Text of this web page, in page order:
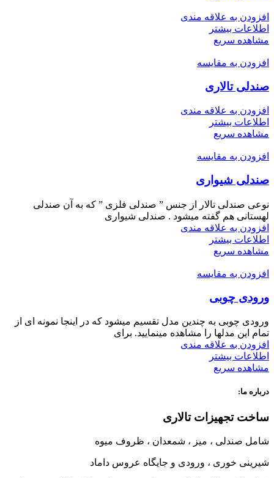
افزودن به علاقه مندی
اطلاعات بیشتر
مشاهده سریع
افزودن به مقایسه
صندلی تالاری
افزودن به علاقه مندی
اطلاعات بیشتر
مشاهده سریع
افزودن به مقایسه
صندلی شیواری
نوعی صندلی تالار از جنس ” صندلی فلزی ” که به آن صندلی
لهستانی هم گفته میشود . صندلی شیواری
افزودن به علاقه مندی
اطلاعات بیشتر
مشاهده سریع
افزودن به مقایسه
ورودی چوبی
ورودی چوبی به چندین مدل تقسیم میشود که در اینجا نمونه ای از
تمام این مدلها را مشاهده مینمایید. برای
افزودن به علاقه مندی
اطلاعات بیشتر
مشاهده سریع
درباره ما:
ساخت تجهیزات تالاری
شامل صندلی ، میز ، شمعدان ، ظروف میوه
شیرینی خوری ، ورودی و جایگاه عروس داماد